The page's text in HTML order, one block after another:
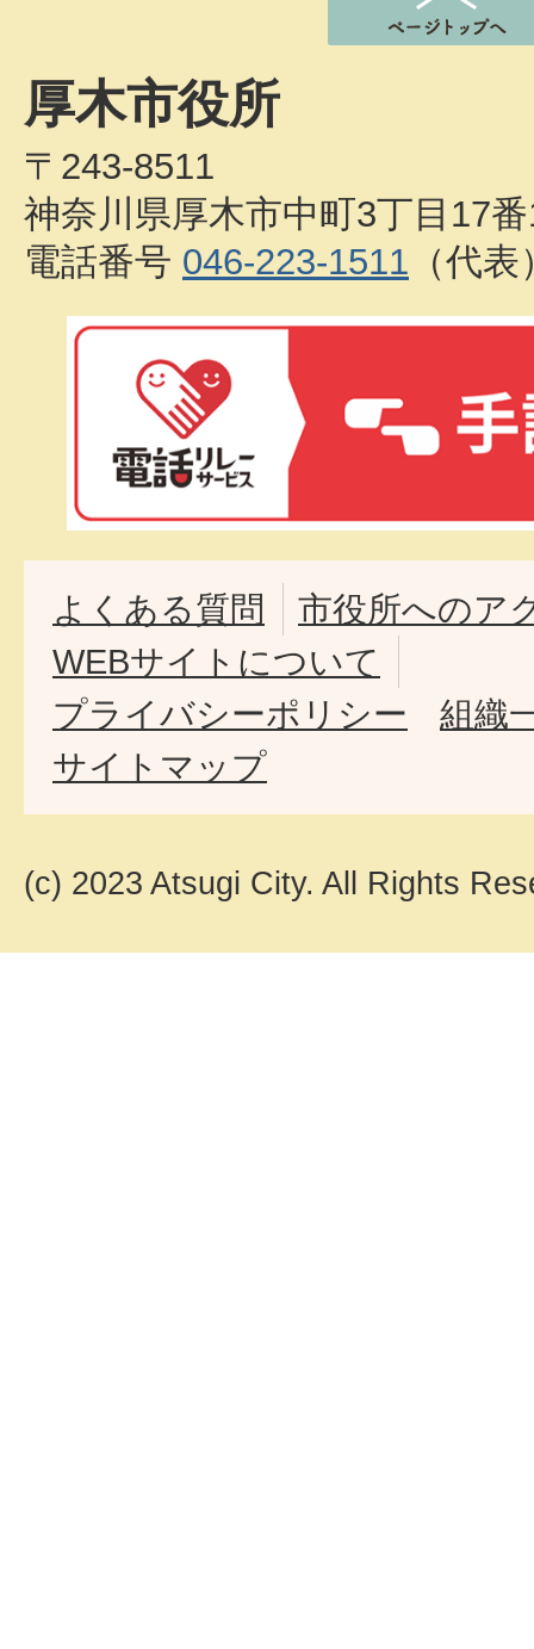
厚木市役所
〒243-8511
神奈川県厚木市中町3丁目17
電話番号 046-223-1511 （代表
よくある質問
市役所へのア
WEBサイトについて
プライバシーポリシー
組織
サイトマップ
(c) 2023 Atsugi City. All Rights